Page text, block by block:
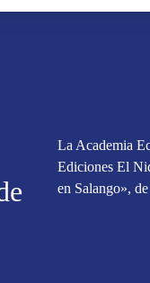
La Academia
Ediciones El
en Salango»,